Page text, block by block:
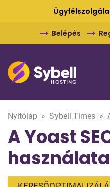
Belépés
Nyitólap » Sybell Times »
A Yoast
használata